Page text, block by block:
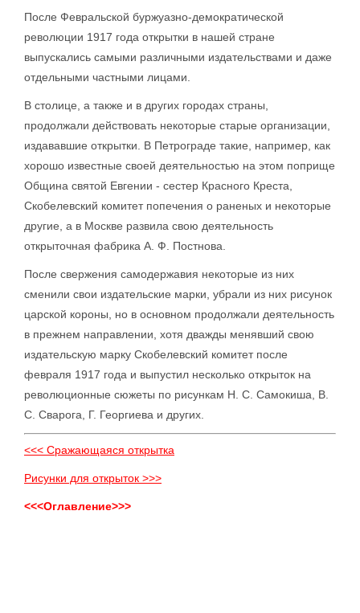
После Февральской буржуазно-демократической
революции 1917 года открытки в нашей стране
выпускались самыми различными издательствами и даже
отдельными частными лицами.
В столице, а также и в других городах страны,
продолжали действовать некоторые старые организации,
издававшие открытки. В Петрограде такие, например, как
хорошо известные своей деятельностью на этом поприще
Община святой Евгении - сестер Красного Креста,
Скобелевский комитет попечения о раненых и некоторые
другие, а в Москве развила свою деятельность
открыточная фабрика А. Ф. Постнова.
После свержения самодержавия некоторые из них
сменили свои издательские марки, убрали из них рисунок
царской короны, но в основном продолжали деятельность
в прежнем направлении, хотя дважды менявший свою
издательскую марку Скобелевский комитет после
февраля 1917 года и выпустил несколько открыток на
революционные сюжеты по рисункам Н. С. Самокиша, В.
С. Сварога, Г. Георгиева и других.
<<< Сражающаяся открытка
Рисунки для открыток >>>
<<<Оглавление>>>